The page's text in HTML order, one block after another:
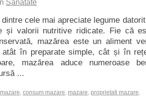
Sanatate
cele mai apreciate legume
și valorii nutritive ridicate. Fie că
mazărea este un aliment
atât în preparate simple, cât și în
mazărea aduce numeroase
...
, consum mazare, mazare, proprietati mazare,